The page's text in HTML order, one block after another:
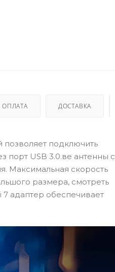
ОПЛАТА ДОСТАВКА
позволяет подключить
порт USB 3.0.ве антенны с
Максимальная скорость
размера, смотреть
адаптер обеспечивает